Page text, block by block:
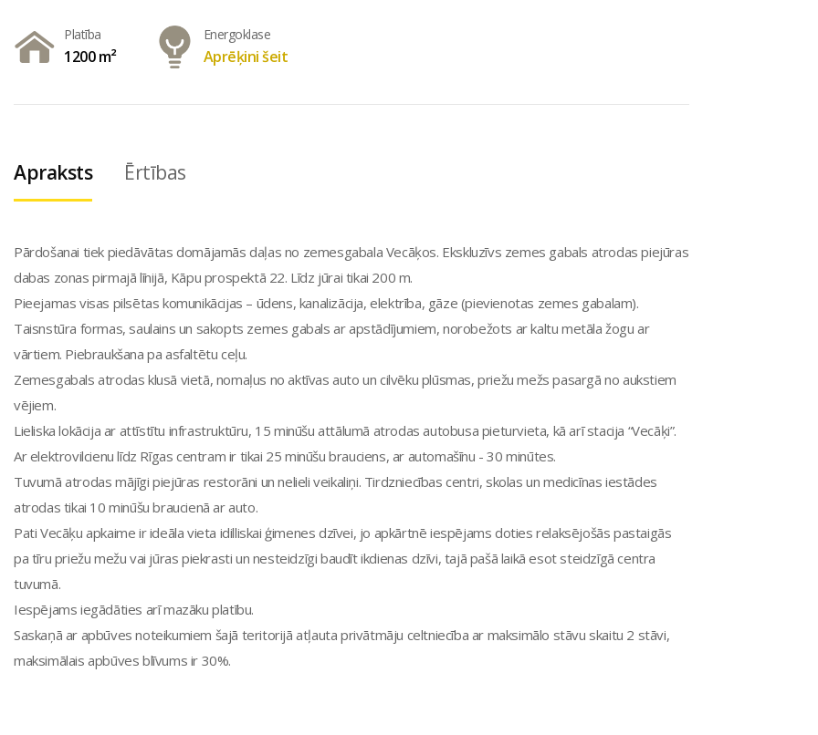
Platība
1200 m²
Energoklase
Aprēķini šeit
Apraksts Ērtības
Pārdošanai tiek piedāvātas domājamās daļas no zemesgabala Vecāķos. Ekskluzīvs zemes gabals atrodas piejūras
dabas zonas pirmajā līnijā, Kāpu prospektā 22. Līdz jūrai tikai 200 m.
Pieejamas visas pilsētas komunikācijas – ūdens, kanalizācija, elektrība, gāze (pievienotas zemes gabalam).
Taisnstūra formas, saulains un sakopts zemes gabals ar apstādījumiem, norobežots ar kaltu metāla žogu ar
vārtiem. Piebraukšana pa asfaltētu ceļu.
Zemesgabals atrodas klusā vietā, nomaļus no aktīvas auto un cilvēku plūsmas, priežu mežs pasargā no aukstiem
vējiem.
Lieliska lokācija ar attīstītu infrastruktūru, 15 minūšu attālumā atrodas autobusa pieturvieta, kā arī stacija “Vecāķi”.
Ar elektrovilcienu līdz Rīgas centram ir tikai 25 minūšu brauciens, ar automašīnu - 30 minūtes.
Tuvumā atrodas mājīgi piejūras restorāni un nelieli veikaliņi. Tirdzniecības centri, skolas un medicīnas iestādes
atrodas tikai 10 minūšu braucienā ar auto.
Pati Vecāķu apkaime ir ideāla vieta idilliskai ģimenes dzīvei, jo apkārtnē iespējams doties relaksējošās pastaigās
pa tīru priežu mežu vai jūras piekrasti un nesteidzīgi baudīt ikdienas dzīvi, tajā pašā laikā esot steidzīgā centra
tuvumā.
Iespējams iegādāties arī mazāku platību.
Saskaņā ar apbūves noteikumiem šajā teritorijā atļauta privātmāju celtniecība ar maksimālo stāvu skaitu 2 stāvi,
maksimālais apbūves blīvums ir 30%.